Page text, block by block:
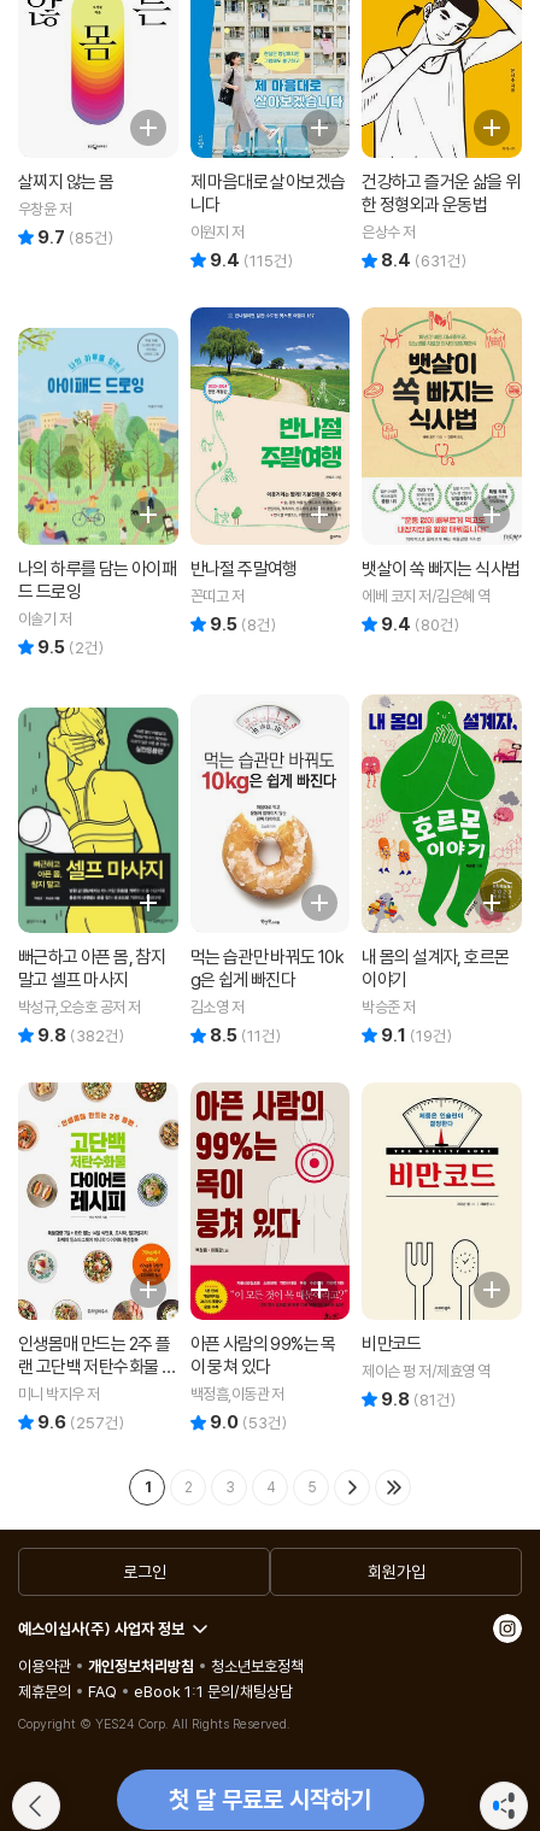
살찌지 않는 몸
우창윤 저
9.7 (85건)
제 마음대로 살아보겠습
니다
이원지 저
9.4 (115건)
건강하고 즐거운 삶을 위
한 정형외과 운동법
은상수 저
8.4 (631건)
나의 하루를 담는 아이패
드 드로잉
이솔기 저
9.5 (2건)
반나절 주말여행
꼰띠고 저
9.5 (8건)
뱃살이 쏙 빠지는 식사법
에베 코지 저/김은혜 역
9.4 (80건)
뻐근하고 아픈 몸, 참지
말고 셀프 마사지
박성규,오승호 공저 저
9.8 (382건)
먹는 습관만 바꿔도 10k
g은 쉽게 빠진다
김소영 저
8.5 (11건)
내 몸의 설계자, 호르몬
이야기
박승준 저
9.1 (19건)
인생몸매 만드는 2주 플
랜 고단백 저탄수화물 다
이어트 레시피
미니 박지우 저
9.6 (257건)
아픈 사람의 99%는 목
이 뭉쳐 있다
백정흠,이동관 저
9.0 (53건)
비만코드
제이슨 펑 저/제효영 역
9.8 (81건)
1 2 3 4 5
첫 달 무료로 시작하기
로그인 회원가입
예스이십사(주) 사업자 정보
이용약관
개인정보처리방침
청소년보호정책
제휴문의
FAQ eBook 1:1 문의/채팅상담
Copyright © YES24 Corp. All Rights Reserved.